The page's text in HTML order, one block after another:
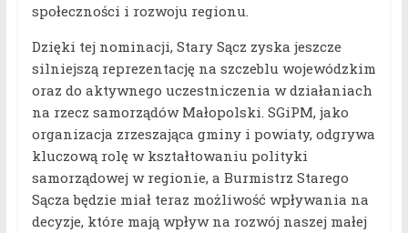
społeczności i rozwoju regionu.
Dzięki tej nominacji, Stary Sącz zyska jeszcze
silniejszą reprezentację na szczeblu wojewódzkim
oraz do aktywnego uczestniczenia w działaniach
na rzecz samorządów Małopolski. SGiPM, jako
organizacja zrzeszająca gminy i powiaty, odgrywa
kluczową rolę w kształtowaniu polityki
samorządowej w regionie, a Burmistrz Starego
Sącza będzie miał teraz możliwość wpływania na
decyzje, które mają wpływ na rozwój naszej małej